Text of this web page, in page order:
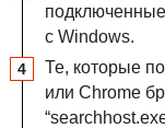
с Windows.
Те, которые
или Chrome